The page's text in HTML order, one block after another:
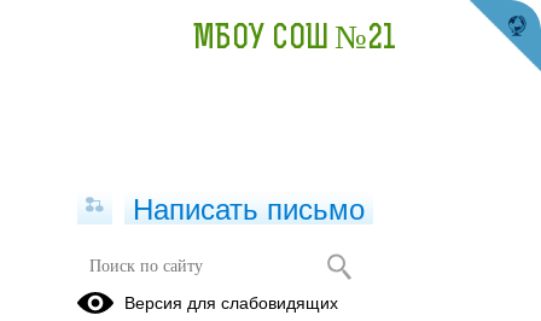
МБОУ СОШ №21
Написать письмо
Версия для слабовидящих